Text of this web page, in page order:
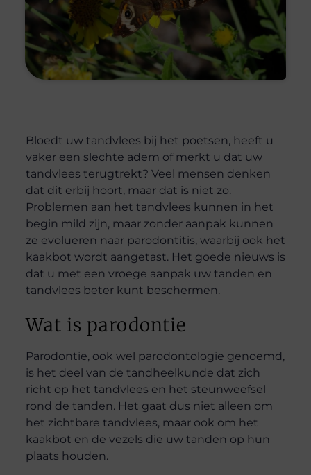
Bloedt uw tandvlees bij het poetsen, heeft u
vaker een slechte adem of merkt u dat uw
tandvlees terugtrekt? Veel mensen denken
dat dit erbij hoort, maar dat is niet zo.
Problemen aan het tandvlees kunnen in het
begin mild zijn, maar zonder aanpak kunnen
ze evolueren naar parodontitis, waarbij ook het
kaakbot wordt aangetast. Het goede nieuws is
dat u met een vroege aanpak uw tanden en
tandvlees beter kunt beschermen.
Wat is parodontie
Parodontie, ook wel parodontologie genoemd,
is het deel van de tandheelkunde dat zich
richt op het tandvlees en het steunweefsel
rond de tanden. Het gaat dus niet alleen om
het zichtbare tandvlees, maar ook om het
kaakbot en de vezels die uw tanden op hun
plaats houden.